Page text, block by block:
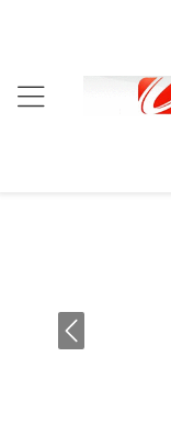
Casa>
Luce
P67 LED
Luce fresca